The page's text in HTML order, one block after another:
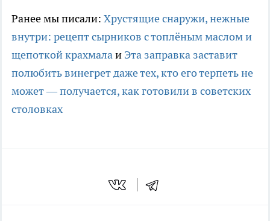
Ранее мы писали: Хрустящие снаружи, нежные
внутри: рецепт сырников с топлёным маслом и
щепоткой крахмалаи Эта заправка заставит
полюбить винегрет даже тех, кто его терпеть не
может — получается, как готовили в советских
столовках